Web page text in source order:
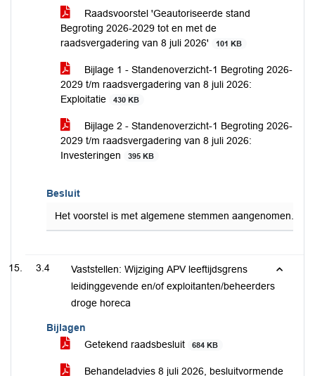
Raadsvoorstel 'Geautoriseerde stand
Begroting 2026-2029 tot en met de
raadsvergadering van 8 juli 2026'
101 KB
Bijlage 1 - Standenoverzicht-1 Begroting 2026-
2029 t/m raadsvergadering van 8 juli 2026:
Exploitatie
430 KB
Bijlage 2 - Standenoverzicht-1 Begroting 2026-
2029 t/m raadsvergadering van 8 juli 2026:
Investeringen
395 KB
Besluit
Het voorstel is met algemene stemmen aangenomen.
3.4
Vaststellen: Wijziging APV leeftijdsgrens
leidinggevende en/of exploitanten/beheerders
droge horeca
Bijlagen
Getekend raadsbesluit
684 KB
Behandeladvies 8 juli 2026, besluitvormende